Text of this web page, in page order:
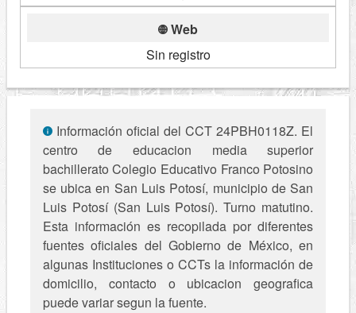
Web
Sin registro
Información oficial del CCT 24PBH0118Z. El
centro de educacion media superior
bachillerato Colegio Educativo Franco Potosino
se ubica en San Luis Potosí, municipio de San
Luis Potosí (San Luis Potosí). Turno matutino.
Esta información es recopilada por diferentes
fuentes oficiales del Gobierno de México, en
algunas Instituciones o CCTs la información de
domicilio, contacto o ubicacion geografica
puede variar segun la fuente.